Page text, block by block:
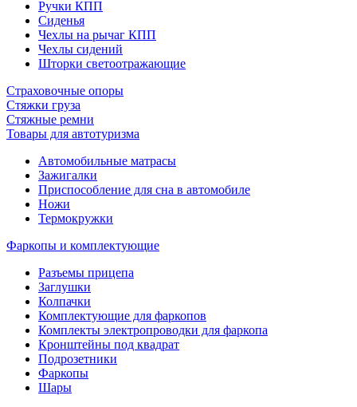
Ручки КПП
Сиденья
Чехлы на рычаг КПП
Чехлы сидений
Шторки светоотражающие
Страховочные опоры
Стяжки груза
Стяжные ремни
Товары для автотуризма
Автомобильные матрасы
Зажигалки
Приспособление для сна в автомобиле
Ножи
Термокружки
Фаркопы и комплектующие
Разъемы прицепа
Заглушки
Колпачки
Комплектующие для фаркопов
Комплекты электропроводки для фаркопа
Кронштейны под квадрат
Подрозетники
Фаркопы
Шары